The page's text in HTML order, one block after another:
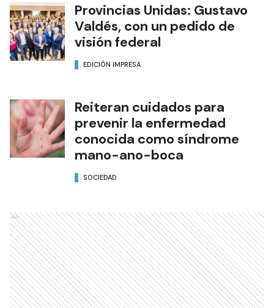
Provincias Unidas: Gustavo
Valdés, con un pedido de
visión federal
EDICIÓN IMPRESA
Reiteran cuidados para
prevenir la enfermedad
conocida como síndrome
mano-ano-boca
SOCIEDAD
Ads